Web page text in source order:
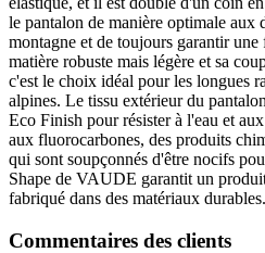
le pantalon de manière optimale aux
montagne et de toujours garantir une
matière robuste mais légère et sa
c'est le choix idéal pour les longues
alpines. Le tissu extérieur du
Eco Finish pour résister à l'eau et
aux fluorocarbones, des produits
qui sont soupçonnés d'être nocifs
Shape de VAUDE garantit un
fabriqué dans des matériaux durables.
Commentaires des clients